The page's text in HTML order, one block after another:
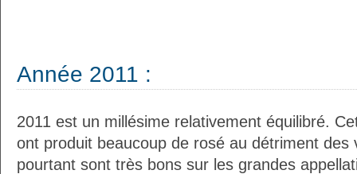
Année 2011 :
2011 est un millésime relativement équilibré.
ont produit beaucoup de rosé au détriment des
pourtant sont très bons sur les grandes